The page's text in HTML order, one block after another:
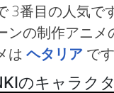
3番目の人気で
ンの制作アニメ
は ヘタリア です
のキャラク